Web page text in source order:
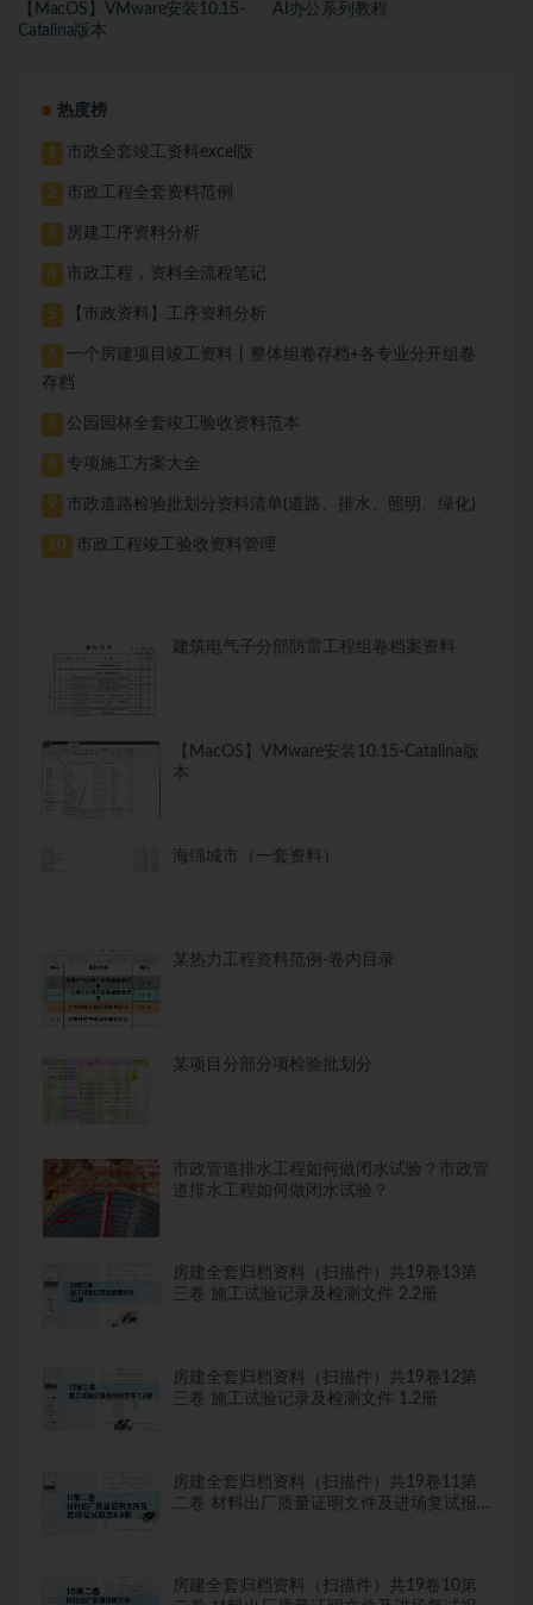
【MacOS】VMware安装10.15-
Catalina版本
AI办公系列教程
热度榜
1 市政全套竣工资料excel版
2 市政工程全套资料范例
3 房建工序资料分析
4 市政工程，资料全流程笔记
5 【市政资料】工序资料分析
6
一个房建项目竣工资料丨整体组卷存档+各专业分开组卷
存档
7 公园园林全套竣工验收资料范本
8 专项施工方案大全
9 市政道路检验批划分资料清单(道路、排水、照明、绿化)
10 市政工程竣工验收资料管理
建筑电气子分部防雷工程组卷档案资料
【MacOS】VMware安装10.15-Catalina版
本
海绵城市（一套资料）
某热力工程资料范例-卷内目录
某项目分部分项检验批划分
市政管道排水工程如何做闭水试验？市政管
道排水工程如何做闭水试验？
房建全套归档资料（扫描件）共19卷13第
三卷 施工试验记录及检测文件 2.2册
房建全套归档资料（扫描件）共19卷12第
三卷 施工试验记录及检测文件 1.2册
房建全套归档资料（扫描件）共19卷11第
二卷 材料出厂质量证明文件及进场复试报
房建全套归档资料（扫描件）共19卷10第